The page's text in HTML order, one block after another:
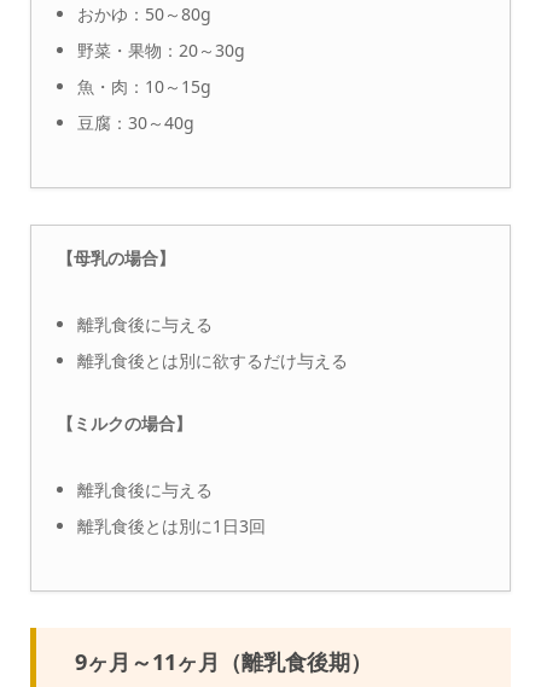
おかゆ：50～80g
野菜・果物：20～30g
魚・肉：10～15g
豆腐：30～40g
【母乳の場合】
離乳食後に与える
離乳食後とは別に欲するだけ与える
【ミルクの場合】
離乳食後に与える
離乳食後とは別に1日3回
9ヶ月～11ヶ月（離乳食後期）